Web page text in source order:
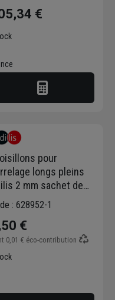
€
pour
longs pleins
2 mm sachet de
: 628952-1
€
0,01 € éco-contribution